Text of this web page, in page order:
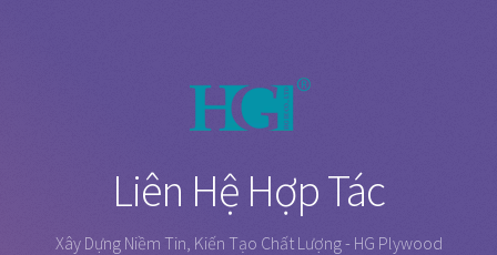
Liên Hệ Hợp Tác
Xây Dựng Niềm Tin, Kiến Tạo Chất Lượng - HG Plywood